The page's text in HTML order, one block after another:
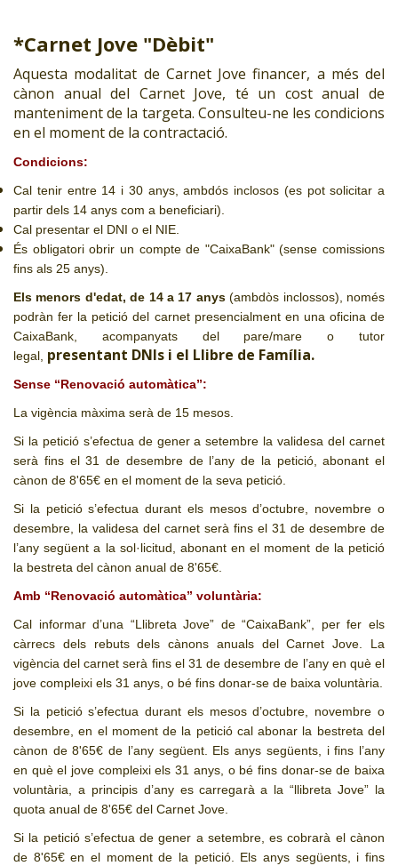
*Carnet Jove "Dèbit"
Aquesta modalitat de Carnet Jove financer, a més del
cànon anual del Carnet Jove, té un cost anual de
manteniment de la targeta. Consulteu-ne les condicions
en el moment de la contractació.
Condicions:
Cal tenir entre 14 i 30 anys, ambdós inclosos (es pot solicitar a
partir dels 14 anys com a beneficiari).
Cal presentar el DNI o el NIE.
És obligatori obrir un compte de "CaixaBank" (sense comissions
fins als 25 anys).
Els menors d'edat, de 14 a 17 anys(ambdòs inclossos), només
podràn fer la petició del carnet presencialment en una oficina de
CaixaBank, acompanyats del pare/mare o tutor
legal, presentant DNIs i el Llibre de Família.
Sense “Renovació automàtica”:
La vigència màxima serà de 15 mesos.
Si la petició s’efectua de gener a setembre la validesa del carnet
serà fins el 31 de desembre de l’any de la petició, abonant el
cànon de 8'65€ en el moment de la seva petició.
Si la petició s’efectua durant els mesos d’octubre, novembre o
desembre, la validesa del carnet serà fins el 31 de desembre de
l’any següent a la sol·licitud, abonant en el moment de la petició
la bestreta del cànon anual de 8'65€.
Amb “Renovació automàtica” voluntària:
Cal informar d’una “Llibreta Jove” de “CaixaBank”, per fer els
càrrecs dels rebuts dels cànons anuals del Carnet Jove. La
vigència del carnet serà fins el 31 de desembre de l’any en què el
jove compleixi els 31 anys, o bé fins donar-se de baixa voluntària.
Si la petició s’efectua durant els mesos d’octubre, novembre o
desembre, en el moment de la petició cal abonar la bestreta del
cànon de8'65€ de l’any següent. Els anys següents, i fins l’any
en què el jove compleixi els 31 anys, o bé fins donar-se de baixa
voluntària, a principis d’any es carregarà a la “llibreta Jove” la
quota anual de 8'65€ del Carnet Jove.
Si la petició s’efectua de gener a setembre, es cobrarà el cànon
de 8'65€ en el moment de la petició. Els anys següents, i fins